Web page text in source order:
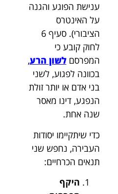
ענישת הפוגע והגנה
על האינטרס
הציבורי). סעיף 6
לחוק קובע כי
המפרסםלשון הרע,
בכוונה לפגוע, לשני
בני אדם או יותר זולת
הנפגע, דינו מאסר
שנה אחת.
כדי שיתקיימו יסודות
העבירה, נחפש שני
תנאים הכרחיים:
היקף